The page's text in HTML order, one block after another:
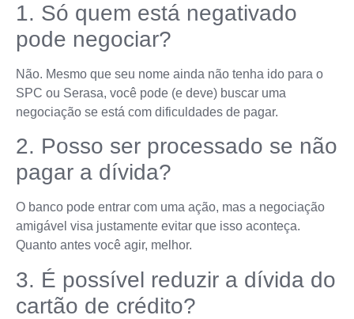
1. Só quem está negativado
pode negociar?
Não. Mesmo que seu nome ainda não tenha ido para o
SPC ou Serasa, você pode (e deve) buscar uma
negociação se está com dificuldades de pagar.
2. Posso ser processado se não
pagar a dívida?
O banco pode entrar com uma ação, mas a negociação
amigável visa justamente evitar que isso aconteça.
Quanto antes você agir, melhor.
3. É possível reduzir a dívida do
cartão de crédito?